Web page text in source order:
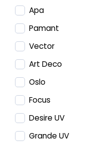
Apa
Pamant
Vector
Art Deco
Oslo
Focus
Desire UV
Grande UV